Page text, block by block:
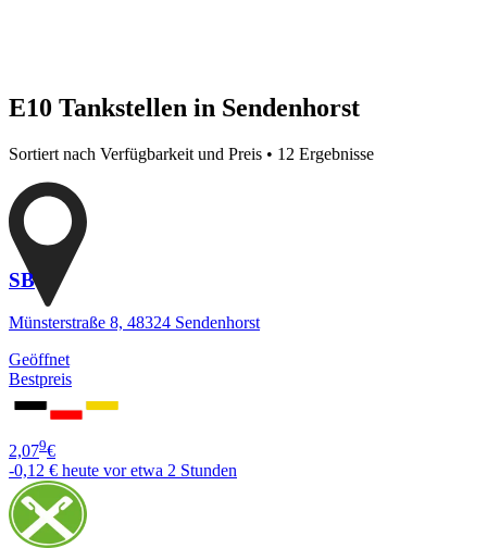
E10 Tankstellen in Sendenhorst
Sortiert nach Verfügbarkeit und Preis • 12 Ergebnisse
SB
Münsterstraße 8, 48324 Sendenhorst
Geöffnet
Bestpreis
2,079€
-0,12 € heute vor etwa 2 Stunden